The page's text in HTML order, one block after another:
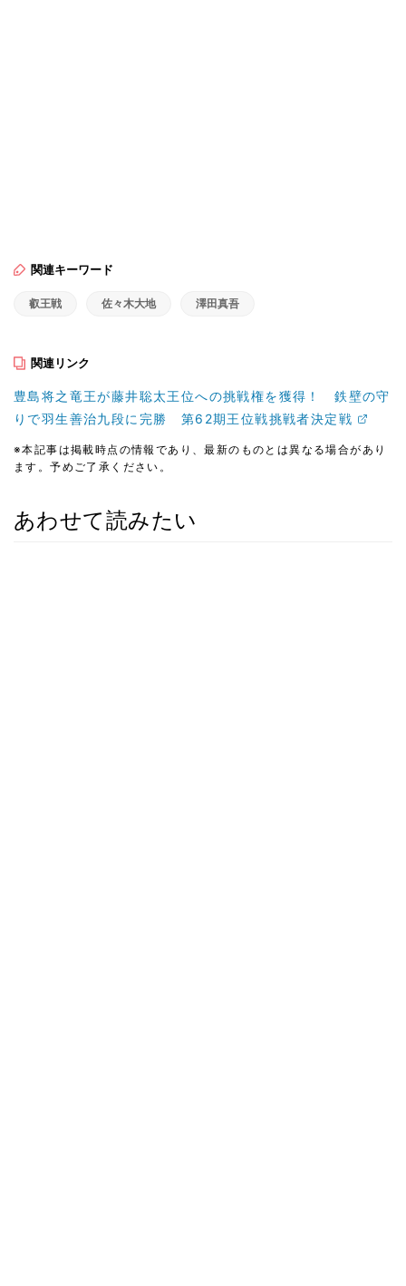
関連キーワード
叡王戦 佐々木大地 澤田真吾
関連リンク
豊島将之竜王が藤井聡太王位への挑戦権を獲得！ 鉄壁の守
りで羽生善治九段に完勝 第62期王位戦挑戦者決定戦
※本記事は掲載時点の情報であり、最新のものとは異なる場合があり
ます。予めご了承ください。
あわせて読みたい